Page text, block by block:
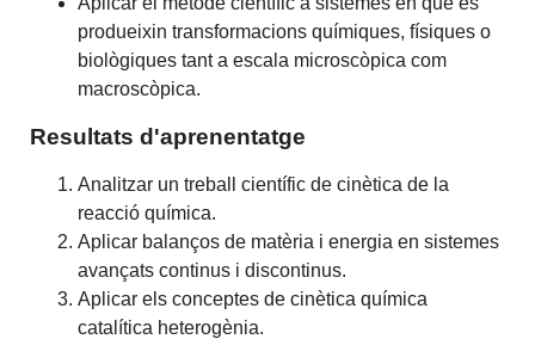
produeixin transformacions químiques, físiques o
biològiques tant a escala microscòpica com
macroscòpica.
Resultats d'aprenentatge
Analitzar un treball científic de cinètica de la
reacció química.
Aplicar balanços de matèria i energia en sistemes
avançats continus i discontinus.
Aplicar els conceptes de cinètica química
catalítica heterogènia.